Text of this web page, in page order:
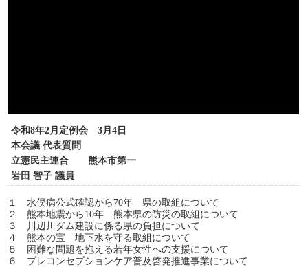
令和8年2月定例会 3月4日
本会議 代表質問
立憲民主連合 熊本市第一
岩田 智子 議員
１ 水俣病公式確認から70年 県の取組について
２ 熊本地震から10年 熊本県の防災の取組について
３ 川辺川ダム建設に係る県の負担について
４ 熊本の宝 地下水を守る取組について
５ 困難な問題を抱える若年女性への支援について
６ プレコンセプションケア普及啓発推進事業について